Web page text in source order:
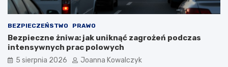
BEZPIECZEŃSTWO PRAWO
Bezpieczne żniwa: jak uniknąć zagrożeń podczas
intensywnych prac polowych
5 sierpnia 2026 Joanna Kowalczyk